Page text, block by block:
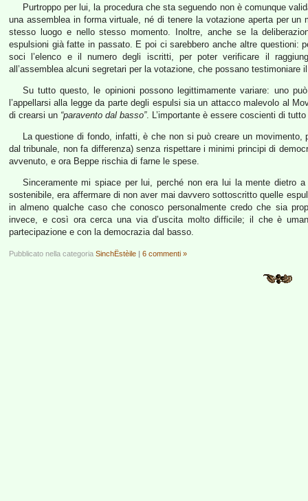
Purtroppo per lui, la procedura che sta seguendo non è comunque
una assemblea in forma virtuale, né di tenere la votazione aperta per
stesso luogo e nello stesso momento. Inoltre, anche se la
espulsioni già fatte in passato. E poi ci sarebbero anche altre questioni:
soci l’elenco e il numero degli iscritti, per poter verificare il
all’assemblea alcuni segretari per la votazione, che possano
Su tutto questo, le opinioni possono legittimamente variare: uno
l’appellarsi alla legge da parte degli espulsi sia un attacco malevolo al
di crearsi un “paravento dal basso”. L’importante è essere coscienti di
La questione di fondo, infatti, è che non si può creare un
dal tribunale, non fa differenza) senza rispettare i minimi principi di
avvenuto, e ora Beppe rischia di farne le spese.
Sinceramente mi spiace per lui, perché non era lui la mente dietro
sostenibile, era affermare di non aver mai davvero sottoscritto quelle
in almeno qualche caso che conosco personalmente credo che sia
invece, e così ora cerca una via d’uscita molto difficile; il che è
partecipazione e con la democrazia dal basso.
Pubblicato nella categoria SinchËstèile | 6 commenti »